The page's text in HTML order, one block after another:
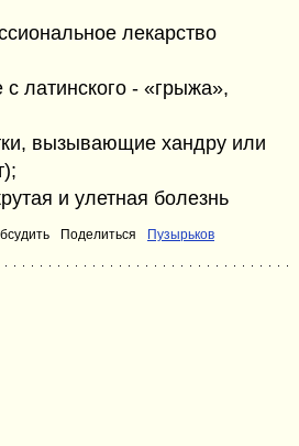
лекарство
латинского - «грыжа»,
вызывающие хандру или
и улетная болезнь
Поделиться Пузырьков